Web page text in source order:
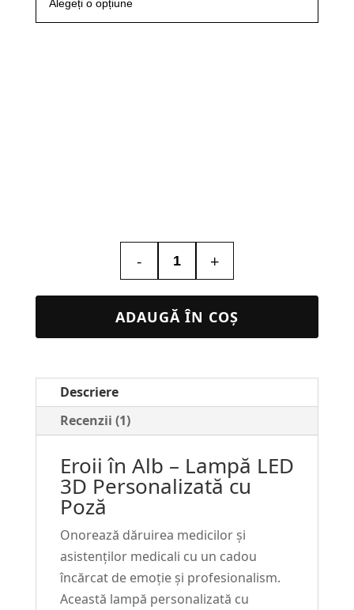
-
Cantitate
Lampa
Led
Personalizata
poza
/
Asistent
Medical
+
ADAUGĂ ÎN COȘ
Descriere
Recenzii (1)
Eroii în Alb – Lampă LED
3D Personalizată cu
Poză
Onorează dăruirea medicilor și
asistenților medicali cu un cadou
încărcat de emoție și profesionalism.
Această lampă personalizată cu